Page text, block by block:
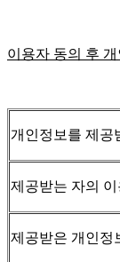
이용자 동의 후
개인정보를 제공
제공받는 자의 이
제공받은 개인정